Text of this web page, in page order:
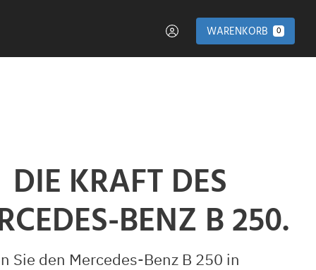
WARENKORB 0
DIE KRAFT DES
BENZ B 250.
Sie den Mercedes-Benz B 250 in